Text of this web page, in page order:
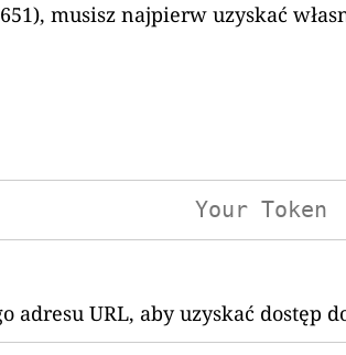
musisz najpierw uzyskać
adresu URL, aby uzyskać dostęp